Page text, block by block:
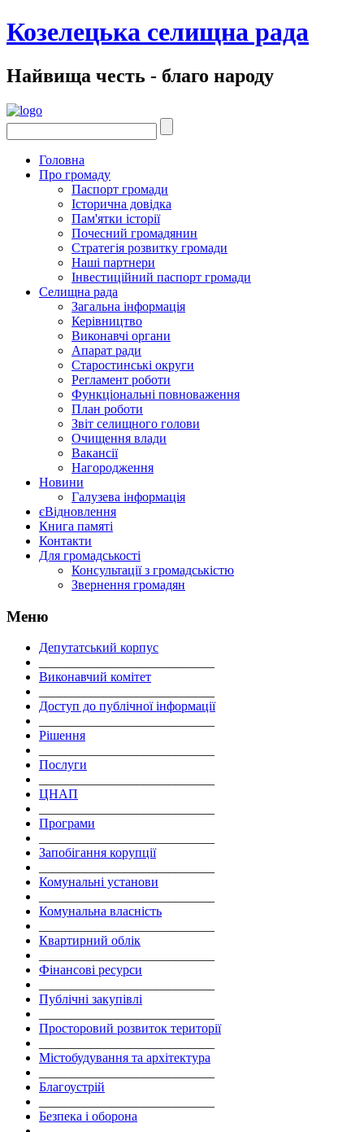
Козелецька селищна рада
Найвища честь - благо народу
Головна
Про громаду
Паспорт громади
Історична довідка
Пам'ятки історії
Почесний громадянин
Стратегія розвитку громади
Наші партнери
Інвестиційний паспорт громади
Селищна рада
Загальна інформація
Керівництво
Виконавчі органи
Апарат ради
Старостинські округи
Регламент роботи
Функціональні повноваження
План роботи
Звіт селищного голови
Очищення влади
Вакансії
Нагородження
Новини
Галузева інформація
єВідновлення
Книга памяті
Контакти
Для громадськості
Консультації з громадськістю
Звернення громадян
Меню
Депутатський корпус
Виконавчий комітет
Доступ до публічної інформації
Рішення
Послуги
ЦНАП
Програми
Запобігання корупції
Комунальні установи
Комунальна власність
Квартирний облік
Фінансові ресурси
Публічні закупівлі
Просторовий розвиток території
Містобудування та архітектура
Благоустрій
Безпека і оборона